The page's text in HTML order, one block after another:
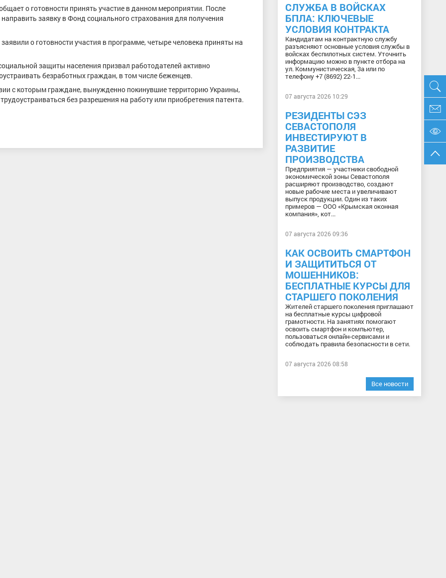
о готовности принять участие в данном мероприятии. После
заявку в Фонд социального страхования для получения
о готовности участия в программе, четыре человека приняты на
защиты населения призвал работодателей активно
безработных граждан, в том числе беженцев.
с которым граждане, вынужденно покинувшие территорию Украины,
без разрешения на работу или приобретения патента.
СЛУЖБА В ВОЙСКАХ
БПЛА: КЛЮЧЕВЫЕ
УСЛОВИЯ КОНТРАКТА
Кандидатам на контрактную службу
разъясняют основные условия службы в
войсках беспилотных систем. Уточнить
информацию можно в пункте отбора на
ул. Коммунистическая, 3а или по
телефону +7 (8692) 22-1...
07 августа 2026 10:29
РЕЗИДЕНТЫ СЭЗ
СЕВАСТОПОЛЯ
ИНВЕСТИРУЮТ В
РАЗВИТИЕ
ПРОИЗВОДСТВА
Предприятия — участники свободной
экономической зоны Севастополя
расширяют производство, создают
новые рабочие места и увеличивают
выпуск продукции. Один из таких
примеров — ООО «Крымская оконная
компания», кот...
07 августа 2026 09:36
КАК ОСВОИТЬ СМАРТФОН
И ЗАЩИТИТЬСЯ ОТ
МОШЕННИКОВ:
БЕСПЛАТНЫЕ КУРСЫ ДЛЯ
СТАРШЕГО ПОКОЛЕНИЯ
Жителей старшего поколения приглашают
на бесплатные курсы цифровой
грамотности. На занятиях помогают
освоить смартфон и компьютер,
пользоваться онлайн-сервисами и
соблюдать правила безопасности в сети.
07 августа 2026 08:58
Все новости